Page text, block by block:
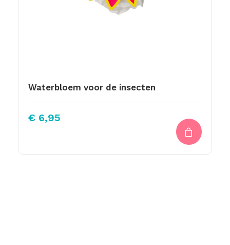
Waterbloem voor de insecten
€ 6,95